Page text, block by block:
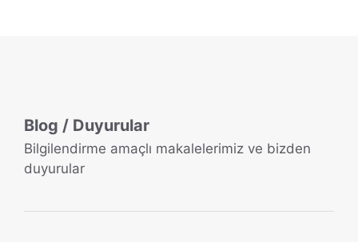
Blog / Duyurular
Bilgilendirme amaçlı makalelerimiz ve bizden
duyurular